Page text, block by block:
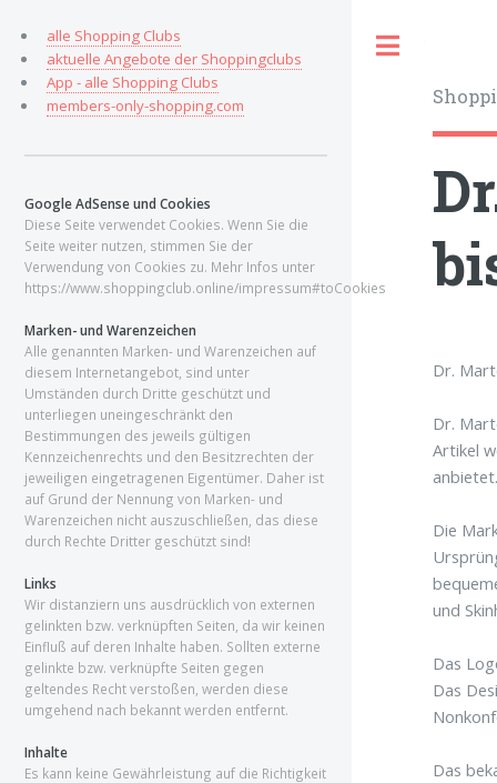
Dr.
Dr.
Artikel
Die
und
Das
Das
Das
alle Shopping Clubs
aktuelle Angebote der Shoppingclubs
App - alle Shopping Clubs
members-only-shopping.com
Google AdSense und Cookies
Diese Seite verwendet Cookies. Wenn Sie die
Seite weiter nutzen, stimmen Sie der
Verwendung von Cookies zu. Mehr Infos unter
https://www.shoppingclub.online/impressum#toCookies
Marken- und Warenzeichen
Alle genannten Marken- und Warenzeichen auf
diesem Internetangebot, sind unter
Umständen durch Dritte geschützt und
unterliegen uneingeschränkt den
Bestimmungen des jeweils gültigen
Kennzeichenrechts und den Besitzrechten der
jeweiligen eingetragenen Eigentümer. Daher ist
auf Grund der Nennung von Marken- und
Warenzeichen nicht auszuschließen, das diese
durch Rechte Dritter geschützt sind!
Links
Wir distanziern uns ausdrücklich von externen
gelinkten bzw. verknüpften Seiten, da wir keinen
Einfluß auf deren Inhalte haben. Sollten externe
gelinkte bzw. verknüpfte Seiten gegen
geltendes Recht verstoßen, werden diese
umgehend nach bekannt werden entfernt.
Inhalte
Es kann keine Gewährleistung auf die Richtigkeit